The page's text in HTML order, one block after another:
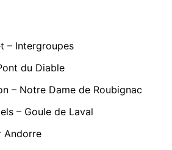
– Intergroupes
du Diable
– Notre Dame de Roubignac
– Goule de Laval
Andorre